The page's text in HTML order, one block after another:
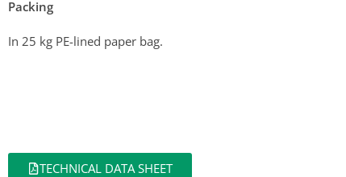
Packing
In 25 kg PE-lined paper bag.
TECHNICAL DATA SHEET